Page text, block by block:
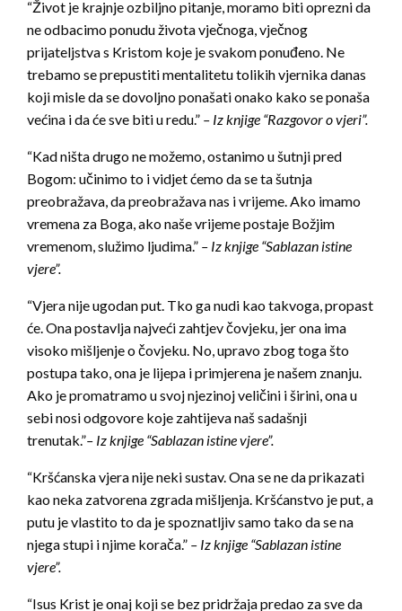
“Život je krajnje ozbiljno pitanje, moramo biti oprezni da
ne odbacimo ponudu života vječnoga, vječnog
prijateljstva s Kristom koje je svakom ponuđeno. Ne
trebamo se prepustiti mentalitetu tolikih vjernika danas
koji misle da se dovoljno ponašati onako kako se ponaša
većina i da će sve biti u redu.” – Iz knjige “Razgovor o vjeri”.
“Kad ništa drugo ne možemo, ostanimo u šutnji pred
Bogom: učinimo to i vidjet ćemo da se ta šutnja
preobražava, da preobražava nas i vrijeme. Ako imamo
vremena za Boga, ako naše vrijeme postaje Božjim
vremenom, služimo ljudima.” – Iz knjige “Sablazan istine
vjere”.
“Vjera nije ugodan put. Tko ga nudi kao takvoga, propast
će. Ona postavlja najveći zahtjev čovjeku, jer ona ima
visoko mišljenje o čovjeku. No, upravo zbog toga što
postupa tako, ona je lijepa i primjerena je našem znanju.
Ako je promatramo u svoj njezinoj veličini i širini, ona u
sebi nosi odgovore koje zahtijeva naš sadašnji
trenutak.”– Iz knjige “Sablazan istine vjere”.
“Kršćanska vjera nije neki sustav. Ona se ne da prikazati
kao neka zatvorena zgrada mišljenja. Kršćanstvo je put, a
putu je vlastito to da je spoznatljiv samo tako da se na
njega stupi i njime korača.” – Iz knjige “Sablazan istine
vjere”.
“Isus Krist je onaj koji se bez pridržaja predao za sve da